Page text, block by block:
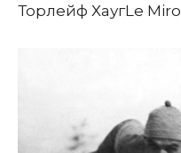
Торлейф ХаугLe